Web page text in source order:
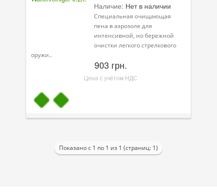
Сервисные продукты
Клеи и герметики
Уход за кондиционером
Смазки
Специальные программы
Масла для лодочных моторов
Наличие: Нет в наличии
Специальная очищающая
пена в аэрозоле для
интенсивной, но бережной
очистки легкого стрелкового
оружи..
903 грн.
Цена с учётом НДС
Показано с 1 по 1 из 1 (страниц: 1)